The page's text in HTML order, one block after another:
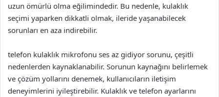
uzun ömürlü olma eğilimindedir. Bu nedenle, kulaklık
seçimi yaparken dikkatli olmak, ileride yaşanabilecek
sorunları en aza indirebilir.
telefon kulaklık mikrofonu ses az gidiyor sorunu, çeşitli
nedenlerden kaynaklanabilir. Sorunun kaynağını belirlemek
ve çözüm yollarını denemek, kullanıcıların iletişim
deneyimlerini iyileştirebilir. Kulaklık ve telefon ayarlarını